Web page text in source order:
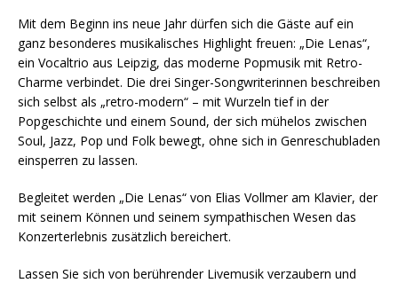
Mit dem Beginn ins neue Jahr dürfen sich die Gäste auf ein
ganz besonderes musikalisches Highlight freuen: „Die Lenas“,
ein Vocaltrio aus Leipzig, das moderne Popmusik mit Retro-
Charme verbindet. Die drei Singer-Songwriterinnen beschreiben
sich selbst als „retro-modern“ – mit Wurzeln tief in der
Popgeschichte und einem Sound, der sich mühelos zwischen
Soul, Jazz, Pop und Folk bewegt, ohne sich in Genreschubladen
einsperren zu lassen.
Begleitet werden „Die Lenas“ von Elias Vollmer am Klavier, der
mit seinem Können und seinem sympathischen Wesen das
Konzerterlebnis zusätzlich bereichert.
Lassen Sie sich von berührender Livemusik verzaubern und